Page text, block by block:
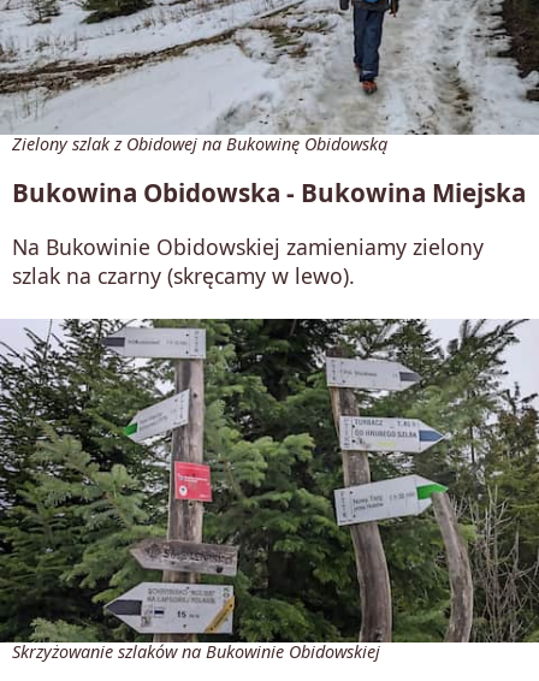
Zielony szlak z Obidowej na Bukowinę Obidowską
Bukowina Obidowska - Bukowina Miejska
Na Bukowinie Obidowskiej zamieniamy zielony
szlak na czarny (skręcamy w lewo).
Skrzyżowanie szlaków na Bukowinie Obidowskiej